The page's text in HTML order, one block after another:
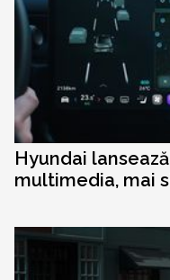
Hyundai
multimedia, mai